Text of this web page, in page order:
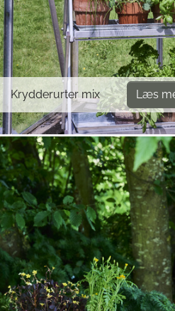
Krydderurter mix Læs